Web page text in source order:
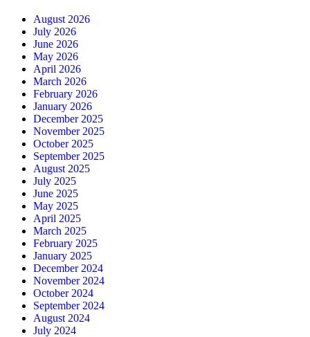
August 2026
July 2026
June 2026
May 2026
April 2026
March 2026
February 2026
January 2026
December 2025
November 2025
October 2025
September 2025
August 2025
July 2025
June 2025
May 2025
April 2025
March 2025
February 2025
January 2025
December 2024
November 2024
October 2024
September 2024
August 2024
July 2024